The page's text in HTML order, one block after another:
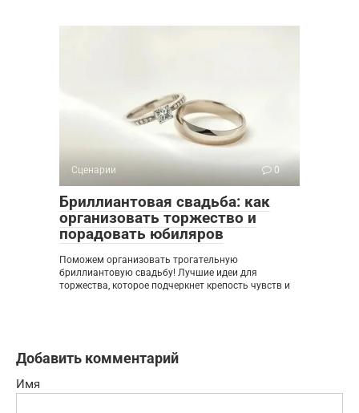
Сценарии 0
Бриллиантовая свадьба: как
организовать торжество и
порадовать юбиляров
Поможем организовать трогательную
бриллиантовую свадьбу! Лучшие идеи для
торжества, которое подчеркнет крепость чувств и
Добавить комментарий
Имя